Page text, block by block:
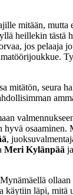
mitään, mutta
heillekin tästä
jos pelaaja
mitätön, seura
osaaminen.
,
Meri Kylänpää
käytiin läpi, mitä